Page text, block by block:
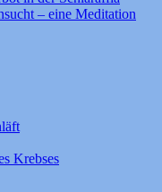
– eine Meditation
Krebses